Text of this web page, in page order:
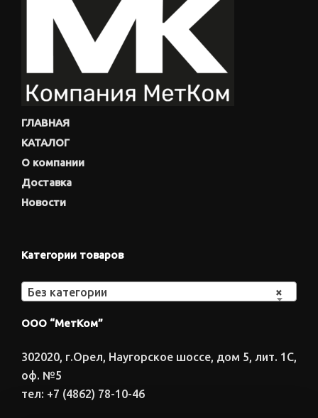
ГЛАВНАЯ
КАТАЛОГ
О компании
Доставка
Новости
Категории товаров
×
Без категории
ООО “МетКом”
302020, г.Орел, Наугорское шоссе, дом 5, лит. 1С,
оф. №5
тел: +7 (4862) 78-10-46